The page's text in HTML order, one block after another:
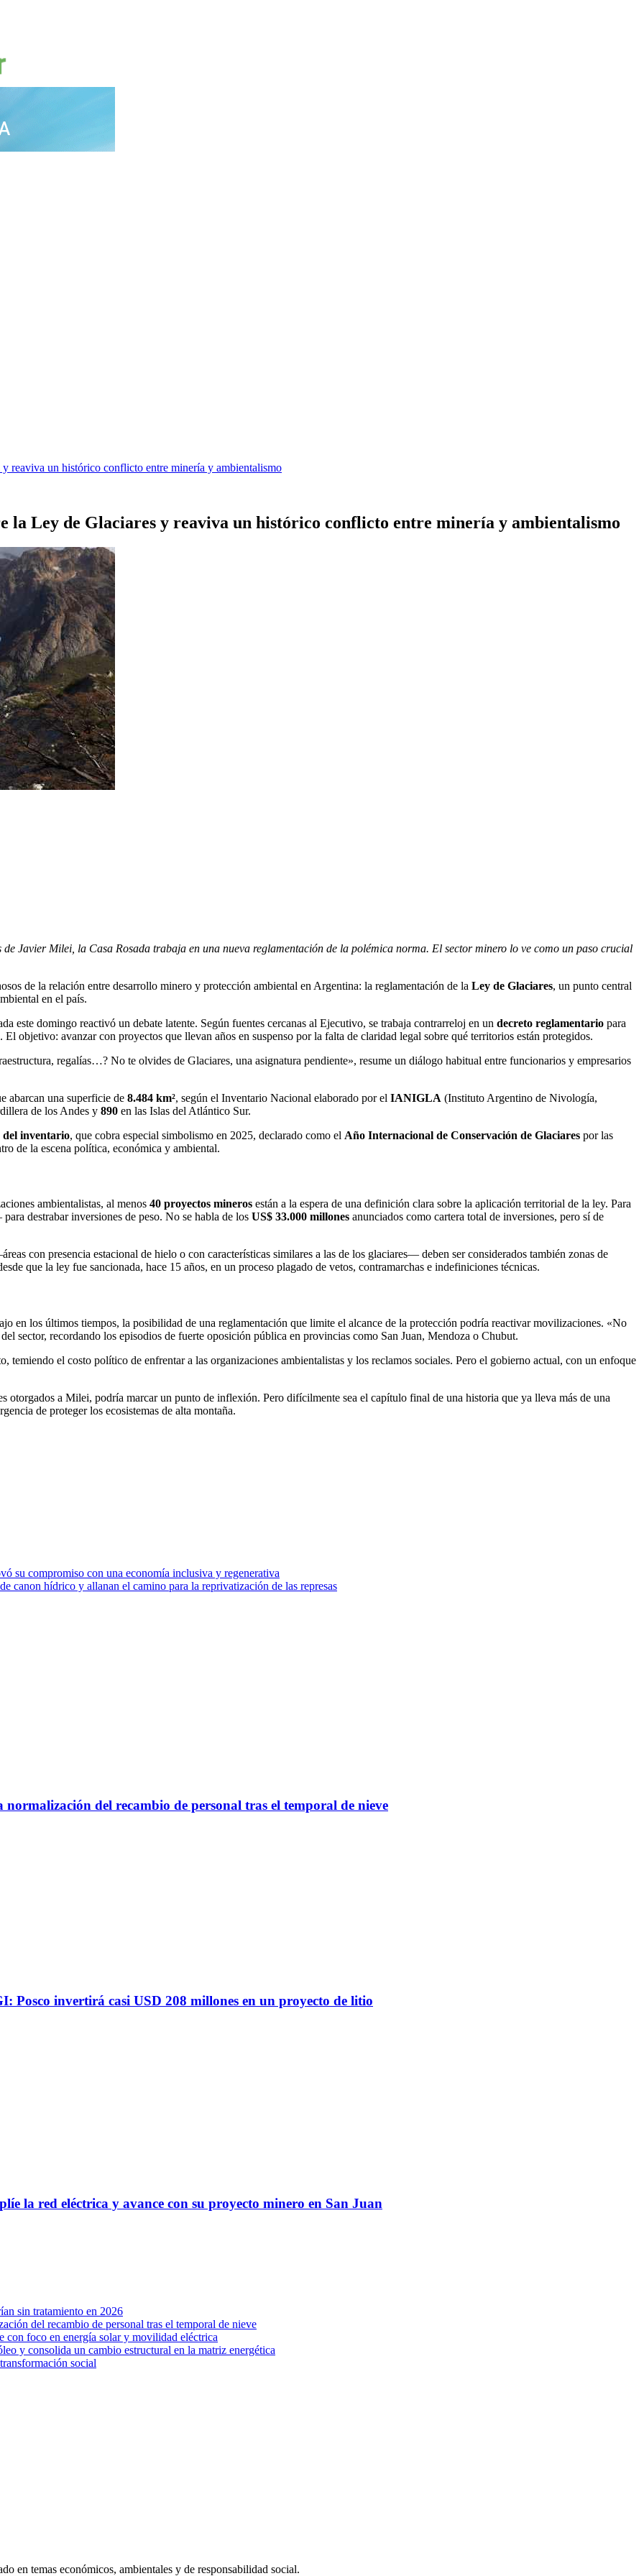
reaviva un histórico conflicto entre minería y ambientalismo
la Ley de Glaciares y reaviva un histórico conflicto entre minería y ambientalismo
de Javier Milei, la Casa Rosada trabaja en una nueva reglamentación de la polémica norma. El sector minero lo ve como un paso crucial
de la relación entre desarrollo minero y protección ambiental en Argentina: la reglamentación de la Ley de Glaciares, un punto central
en el país.
este domingo reactivó un debate latente. Según fuentes cercanas al Ejecutivo, se trabaja contrarreloj en un decreto reglamentario para
objetivo: avanzar con proyectos que llevan años en suspenso por la falta de claridad legal sobre qué territorios están protegidos.
regalías…? No te olvides de Glaciares, una asignatura pendiente», resume un diálogo habitual entre funcionarios y empresarios
abarcan una superficie de 8.484 km², según el Inventario Nacional elaborado por el IANIGLA (Instituto Argentino de Nivología,
de los Andes y 890 en las Islas del Atlántico Sur.
del inventario, que cobra especial simbolismo en 2025, declarado como el Año Internacional de Conservación de Glaciares por las
de la escena política, económica y ambiental.
ambientalistas, al menos 40 proyectos mineros están a la espera de una definición clara sobre la aplicación territorial de la ley. Para
destrabar inversiones de peso. No se habla de los US$ 33.000 millones anunciados como cartera total de inversiones, pero sí de
con presencia estacional de hielo o con características similares a las de los glaciares— deben ser considerados también zonas de
que la ley fue sancionada, hace 15 años, en un proceso plagado de vetos, contramarchas e indefiniciones técnicas.
en los últimos tiempos, la posibilidad de una reglamentación que limite el alcance de la protección podría reactivar movilizaciones. «No
sector, recordando los episodios de fuerte oposición pública en provincias como San Juan, Mendoza o Chubut.
temiendo el costo político de enfrentar a las organizaciones ambientalistas y los reclamos sociales. Pero el gobierno actual, con un enfoque
otorgados a Milei, podría marcar un punto de inflexión. Pero difícilmente sea el capítulo final de una historia que ya lleva más de una
de proteger los ecosistemas de alta montaña.
su compromiso con una economía inclusiva y regenerativa
canon hídrico y allanan el camino para la reprivatización de las represas
normalización del recambio de personal tras el temporal de nieve
Posco invertirá casi USD 208 millones en un proyecto de litio
la red eléctrica y avance con su proyecto minero en San Juan
sin tratamiento en 2026
del recambio de personal tras el temporal de nieve
con foco en energía solar y movilidad eléctrica
y consolida un cambio estructural en la matriz energética
social
en temas económicos, ambientales y de responsabilidad social.